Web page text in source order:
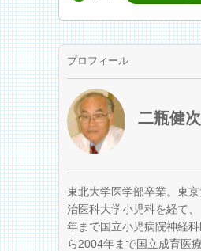
プロフィール
二瓶健次
東北大学医学部卒業。東
治医科大学小児科を経て
年まで国立小児病院神経
ら2004年まで国立成育医